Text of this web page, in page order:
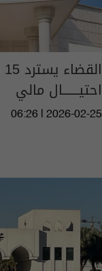
احتيــــــــال مالي
06:26 | 2026-02-25